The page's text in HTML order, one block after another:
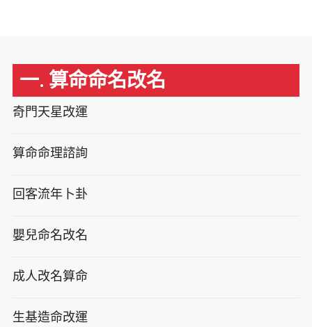
一. 算命命名改名
奇門天星改運
算命命理諮詢
回客流年卜卦
嬰兒命名改名
成人改名算命
生基造命改運